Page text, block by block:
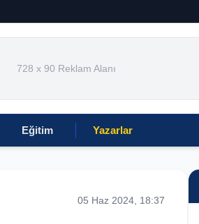
728 x 90 Reklam Alanı
Eğitim Yazarlar
05 Haz 2024, 18:37